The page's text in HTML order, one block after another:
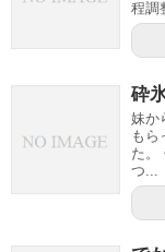
程調
砕
妹か
もら
た。
つ...